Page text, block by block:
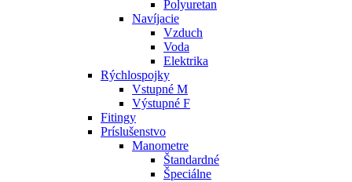
Polyuretan
Navíjacie
Vzduch
Voda
Elektrika
Rýchlospojky
Vstupné M
Výstupné F
Fitingy
Príslušenstvo
Manometre
Štandardné
Špeciálne